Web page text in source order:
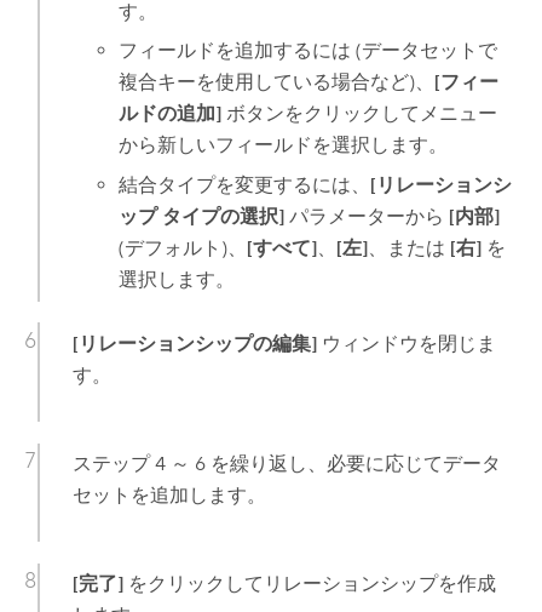
す。
フィールドを追加するには (データセットで
複合キーを使用している場合など)、 [フィー
ルドの追加] ボタンをクリックしてメニュー
から新しいフィールドを選択します。
結合タイプを変更するには、 [リレーションシ
ップ タイプの選択] パラメーターから [内部]
(デフォルト)、 [すべて]、 [左]、または [右] を
選択します。
[リレーションシップの編集]ウィンドウを閉じま
す。
ステップ 4 ～ 6 を繰り返し、必要に応じてデータ
セットを追加します。
[完了]をクリックしてリレーションシップを作成